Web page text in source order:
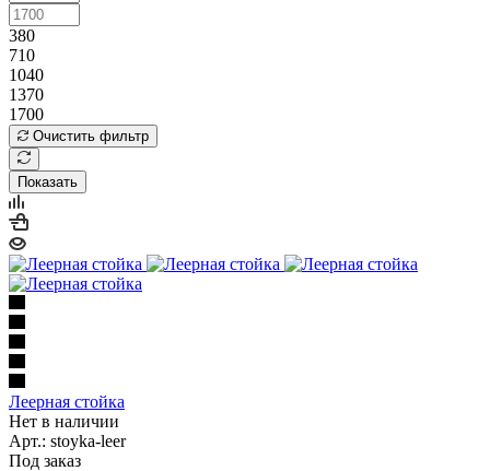
380
710
1040
1370
1700
Очистить фильтр
Показать
Леерная стойка
Нет в наличии
Арт.: stoyka-leer
Под заказ